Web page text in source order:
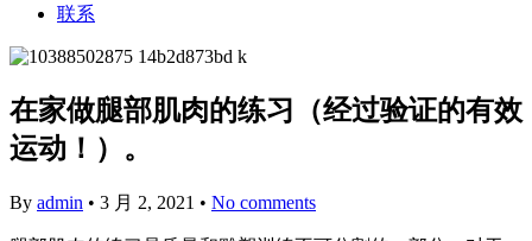
联系
在家做腿部肌肉的练习（经过验证的有效
运动！）。
By admin • 3 月 2, 2021 • No comments